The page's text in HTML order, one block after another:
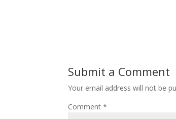
Submit a Comment
Your email address will not be
Comment*